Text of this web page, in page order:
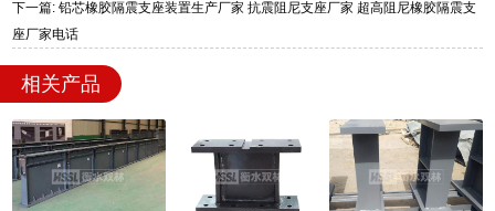
下一篇: 铅芯橡胶隔震支座装置生产厂家 抗震阻尼支座厂家 超高阻尼橡胶隔震支
座厂家电话
相关产品